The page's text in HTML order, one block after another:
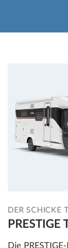
DER SCHICKE
PRESTIGE
Die